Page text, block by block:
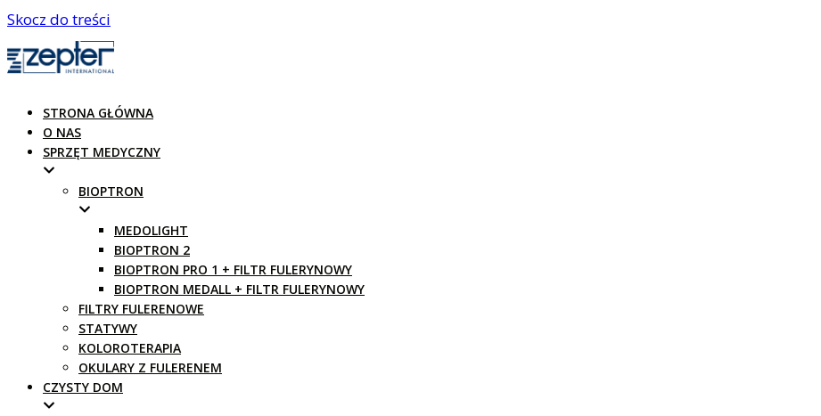
Skocz do treści
STRONA GŁÓWNA
O NAS
SPRZĘT MEDYCZNY
BIOPTRON
MEDOLIGHT
BIOPTRON 2
BIOPTRON PRO 1 + FILTR FULERYNOWY
BIOPTRON MEDALL + FILTR FULERYNOWY
FILTRY FULERENOWE
STATYWY
KOLOROTERAPIA
OKULARY Z FULERENEM
CZYSTY DOM